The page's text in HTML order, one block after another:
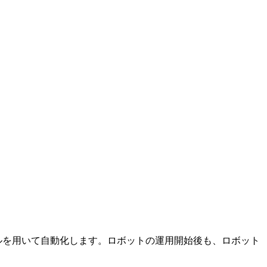
用いて自動化します。ロボットの運用開始後も、ロボット